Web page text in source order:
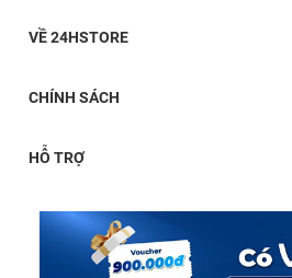
VỀ 24HSTORE
CHÍNH SÁCH
HỖ TRỢ